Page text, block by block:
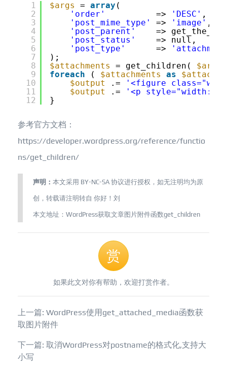
1
2
3
4
5
6
7
8
9
10
11
12
$args = array (
'order'
=> 'DESC' ,
'post_mime_type'
=> 'image' ,
'post_parent'
=>
'post_status'
=> null,
'post_type'
=>
);
$attachments
= get_children( $args
foreach
( $attachments as
$output
.=
'<figure class="wp-
$output
.=
'<p
}
参考官方文档：
https://developer.wordpress.org/reference/functio
ns/get_children/
声明： 本文采用 BY-NC-SA 协议进行授权，如无注明均为原
创，转载请注明转自 你好！刘
本文地址： WordPress获取文章图片附件函数get_children
赏
如果此文对你有帮助，欢迎打赏作者。
上一篇: WordPress使用get_attached_media函数获
取图片附件
下一篇: 取消WordPress对postname的格式化,支持大
小写